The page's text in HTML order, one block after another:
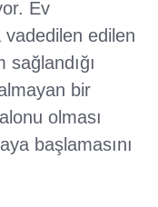
Ev
vadedilen edilen
bir
olması
başlamasını